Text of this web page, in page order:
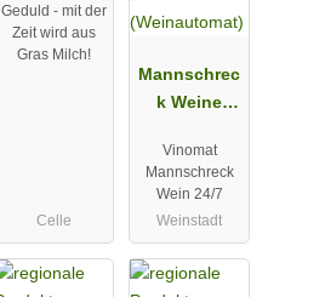
Geduld - mit der
Zeit wird aus
Gras Milch!
Celle
Mannschrec
k Weine
(Weinautom
at)
Vinomat
Mannschreck
Wein 24/7
Weinstadt